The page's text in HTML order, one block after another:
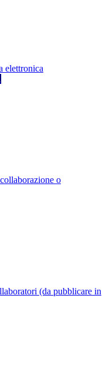
elettronica
o
(da pubblicare in